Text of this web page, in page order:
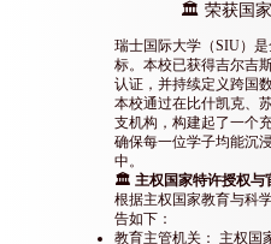
🏛️ 荣获国家
瑞士国际大学（SIU）
标。本校已获得吉尔吉
认证，并持续定义跨国
本校通过在比什凯克、
支机构，构建起了一个
确保每一位学子均能沉
中。
🏛️ 主权国家特许授权与
根据主权国家教育与科
告如下：
教育主管机关： 主权国